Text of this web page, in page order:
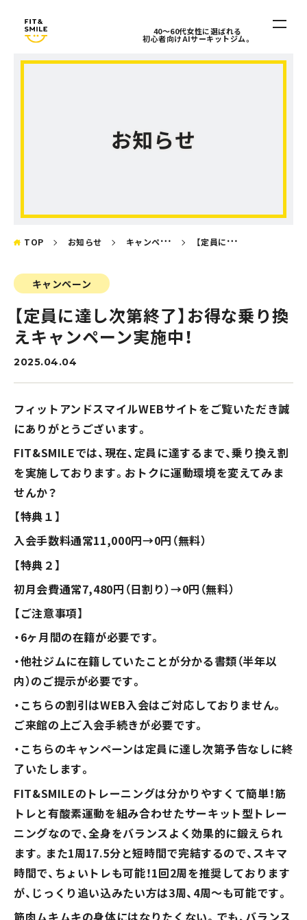
40〜60代女性に選ばれる
初心者向けAIサーキットジム。
PRICE / INFO
アクセス
施設紹介
FACILITY
よくあるご質問
店舗情報
混雑状況確認
会員規約
プライバシーポリシー
お知らせ
TOP お知らせ キャンペーン 【定員に達し次第終了】お得な乗り換えキャンペーン実施中！
キャンペーン
【定員に達し次第終了】お得な乗り換
えキャンペーン実施中！
2025.04.04
フィットアンドスマイルWEBサイトをご覧いただき誠
にありがとうございます。
FIT&SMILEでは、現在、定員に達するまで、乗り換え割
を実施しております。おトクに運動環境を変えてみま
せんか？
【特典１】
入会手数料通常11,000円→0円（無料）
【特典２】
初月会費通常7,480円（日割り）→0円（無料）
【ご注意事項】
・6ヶ月間の在籍が必要です。
・他社ジムに在籍していたことが分かる書類（半年以
内）のご提示が必要です。
・こちらの割引はWEB入会はご対応しておりません。
ご来館の上ご入会手続きが必要です。
・こちらのキャンペーンは定員に達し次第予告なしに終
了いたします。
FIT&SMILEのトレーニングは分かりやすくて簡単！筋
トレと有酸素運動を組み合わせたサーキット型トレー
ニングなので、全身をバランスよく効果的に鍛えられ
ます。また1周17.5分と短時間で完結するので、スキマ
時間で、ちょいトレも可能！1回2周を推奨しております
が、じっくり追い込みたい方は3周、4周～も可能です。
筋肉ムキムキの身体にはなりたくない。でも、バランス
現在の混雑状況
5分毎更新